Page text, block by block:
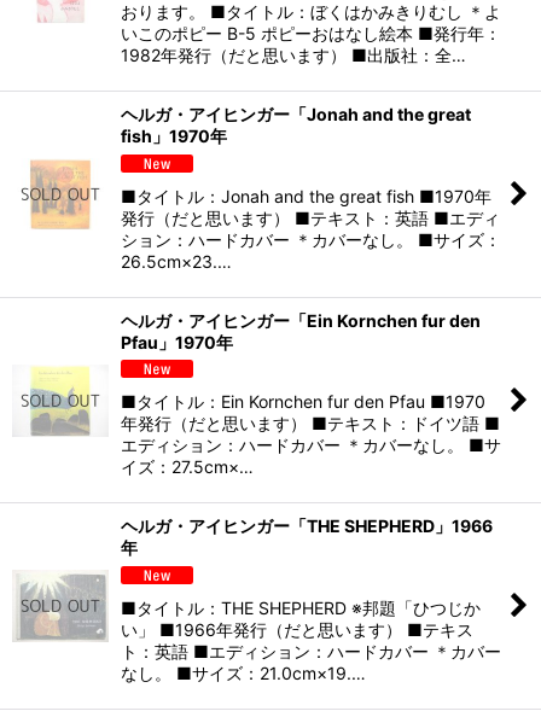
おります。 ■タイトル：ぼくはかみきりむし ＊よ
いこのポピー B-5 ポピーおはなし絵本 ■発行年：
1982年発行（だと思います） ■出版社：全…
ヘルガ・アイヒンガー「Jonah and the great
fish」1970年
■タイトル：Jonah and the great fish ■1970年
発行（だと思います） ■テキスト：英語 ■エディ
ション：ハードカバー ＊カバーなし。 ■サイズ：
26.5cm×23.…
ヘルガ・アイヒンガー「Ein Kornchen fur den
Pfau」1970年
■タイトル：Ein Kornchen fur den Pfau ■1970
年発行（だと思います） ■テキスト：ドイツ語 ■
エディション：ハードカバー ＊カバーなし。 ■サ
イズ：27.5cm×…
ヘルガ・アイヒンガー「THE SHEPHERD」1966
年
■タイトル：THE SHEPHERD ※邦題「ひつじか
い」 ■1966年発行（だと思います） ■テキス
ト：英語 ■エディション：ハードカバー ＊カバー
なし。 ■サイズ：21.0cm×19.…